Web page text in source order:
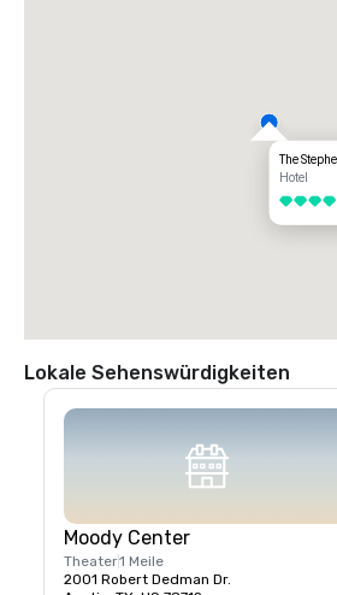
The
Hotel
4 von 5
Lokale Sehenswürdigkeiten
Moody Center
Theater1 Meile
2001 Robert Dedman Dr.